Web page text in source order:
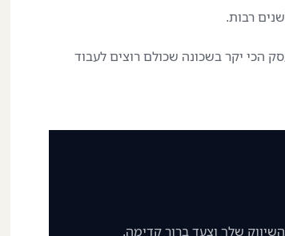
רבות.
הכי יקר בשכונה שכולם רוצים לעבוד